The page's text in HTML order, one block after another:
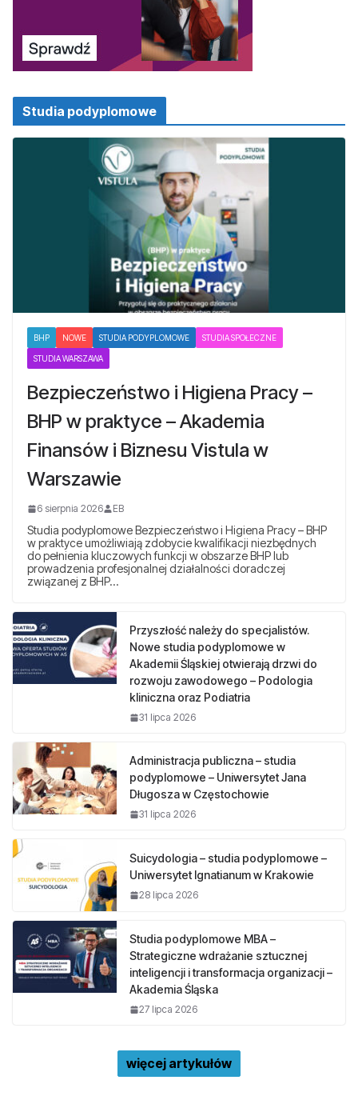
Studia podyplomowe
BHP NOWE STUDIA PODYPLOMOWE STUDIA SPOŁECZNE
STUDIA WARSZAWA
Bezpieczeństwo i Higiena Pracy –
BHP w praktyce – Akademia
Finansów i Biznesu Vistula w
Warszawie
6 sierpnia 2026 EB
Studia podyplomowe Bezpieczeństwo i Higiena Pracy – BHP
w praktyce umożliwiają zdobycie kwalifikacji niezbędnych
do pełnienia kluczowych funkcji w obszarze BHP lub
prowadzenia profesjonalnej działalności doradczej
związanej z BHP…
Przyszłość należy do specjalistów.
Nowe studia podyplomowe w
Akademii Śląskiej otwierają drzwi do
rozwoju zawodowego – Podologia
kliniczna oraz Podiatria
31 lipca 2026
Administracja publiczna – studia
podyplomowe – Uniwersytet Jana
Długosza w Częstochowie
31 lipca 2026
Suicydologia – studia podyplomowe –
Uniwersytet Ignatianum w Krakowie
28 lipca 2026
Studia podyplomowe MBA –
Strategiczne wdrażanie sztucznej
inteligencji i transformacja organizacji –
Akademia Śląska
27 lipca 2026
więcej artykułów